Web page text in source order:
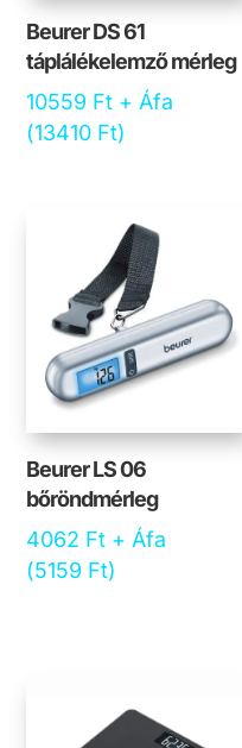
Beurer DS 61
táplálékelemző mérleg
10559 Ft + Áfa
(13410 Ft)
Beurer LS 06
bőröndmérleg
4062 Ft + Áfa
(5159 Ft)